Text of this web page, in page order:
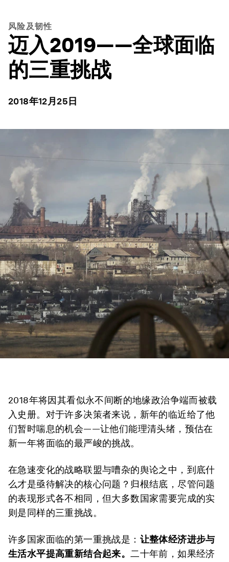
风险及韧性
迈入2019——全球面临
的三重挑战
2018年12月25日
2018年将因其看似永不间断的地缘政治争端而被载
入史册。对于许多决策者来说，新年的临近给了他
们暂时喘息的机会——让他们能理清头绪，预估在
新一年将面临的最严峻的挑战。
在急速变化的战略联盟与嘈杂的舆论之中，到底什
么才是亟待解决的核心问题？归根结底，尽管问题
的表现形式各不相同，但大多数国家需要完成的实
则是同样的三重挑战。
许多国家面临的第一重挑战是： 让整体经济进步与
生活水平提高重新结合起来。 二十年前，如果经济